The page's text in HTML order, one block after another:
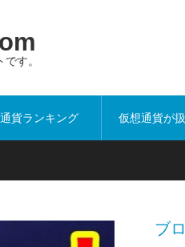
す。
貨ランキング 仮想通貨が
ブ